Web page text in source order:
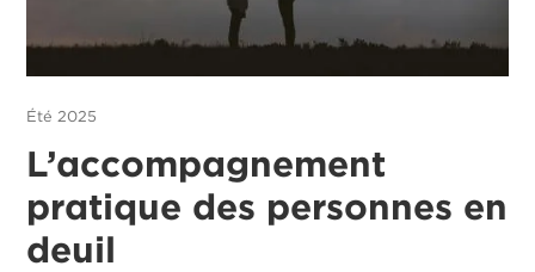
Été 2025
L’accompagnement
pratique des personnes en
deuil